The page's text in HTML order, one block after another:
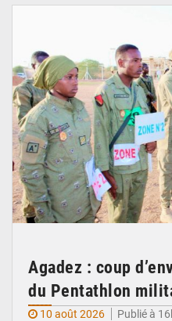
Agadez : coup
du Pentathlon
10 août 2026
Publié à